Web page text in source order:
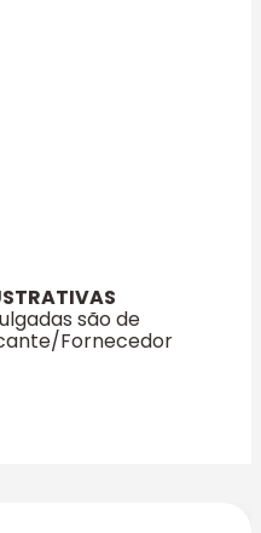
são de
Fornecedor